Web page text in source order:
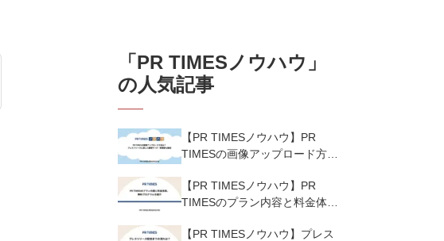
「PR TIMESノウハウ 」
の人気記事
【PR TIMESノウハウ】PR
TIMESの画像アップロード方法
像サイズ・解像度も解説
【PR TIMESノウハウ】PR
TIMESのプラン内容と料金体
【PR TIMESノウハウ】プレス